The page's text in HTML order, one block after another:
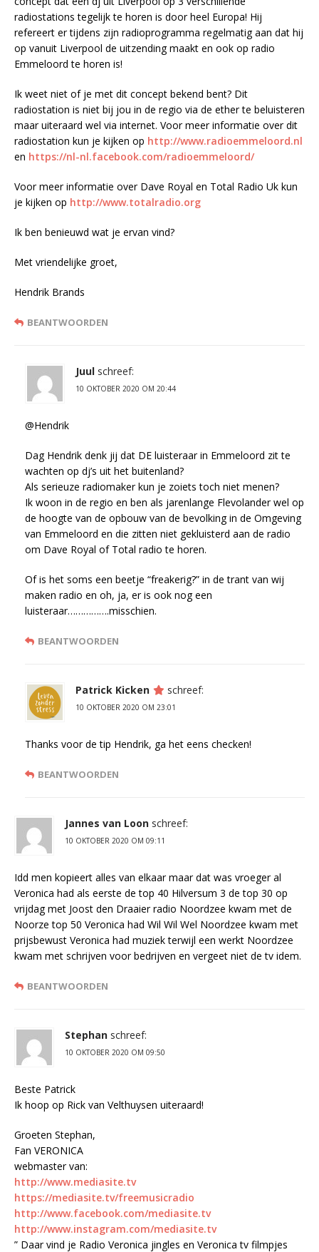
radiostations tegelijk te horen is door heel Europa! Hij
refereert er tijdens zijn radioprogramma regelmatig aan dat hij
op vanuit Liverpool de uitzending maakt en ook op radio
Emmeloord te horen is!
Ik weet niet of je met dit concept bekend bent? Dit
radiostation is niet bij jou in de regio via de ether te beluisteren
maar uiteraard wel via internet. Voor meer informatie over dit
radiostation kun je kijken op http://www.radioemmeloord.nl
en https://nl-nl.facebook.com/radioemmeloord/
Voor meer informatie over Dave Royal en Total Radio Uk kun
je kijken op http://www.totalradio.org
Ik ben benieuwd wat je ervan vind?
Met vriendelijke groet,
Hendrik Brands
BEANTWOORDEN
Juul schreef:
10 OKTOBER 2020 OM 20:44
@Hendrik
Dag Hendrik denk jij dat DE luisteraar in Emmeloord zit te
wachten op dj’s uit het buitenland?
Als serieuze radiomaker kun je zoiets toch niet menen?
Ik woon in de regio en ben als jarenlange Flevolander wel op
de hoogte van de opbouw van de bevolking in de Omgeving
van Emmeloord en die zitten niet gekluisterd aan de radio
om Dave Royal of Total radio te horen.
Of is het soms een beetje “freakerig?” in de trant van wij
maken radio en oh, ja, er is ook nog een
luisteraar…………….misschien.
BEANTWOORDEN
Patrick Kicken schreef:
10 OKTOBER 2020 OM 23:01
Thanks voor de tip Hendrik, ga het eens checken!
BEANTWOORDEN
Jannes van Loon schreef:
10 OKTOBER 2020 OM 09:11
Idd men kopieert alles van elkaar maar dat was vroeger al
Veronica had als eerste de top 40 Hilversum 3 de top 30 op
vrijdag met Joost den Draaier radio Noordzee kwam met de
Noorze top 50 Veronica had Wil Wil Wel Noordzee kwam met
prijsbewust Veronica had muziek terwijl een werkt Noordzee
kwam met schrijven voor bedrijven en vergeet niet de tv idem.
BEANTWOORDEN
Stephan schreef:
10 OKTOBER 2020 OM 09:50
Beste Patrick
Ik hoop op Rick van Velthuysen uiteraard!
Groeten Stephan,
Fan VERONICA
webmaster van:
http://www.mediasite.tv
https://mediasite.tv/freemusicradio
http://www.facebook.com/mediasite.tv
http://www.instagram.com/mediasite.tv
” Daar vind je Radio Veronica jingles en Veronica tv filmpjes